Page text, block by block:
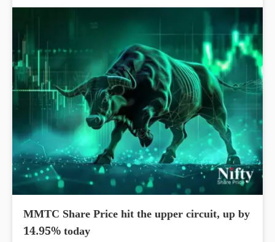
MMTC Share Price hit the upper circuit, up by
14.95% today